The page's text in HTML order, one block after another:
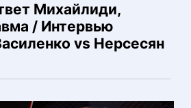
Михайлиди,
/ Интервью
vs Нерсесян